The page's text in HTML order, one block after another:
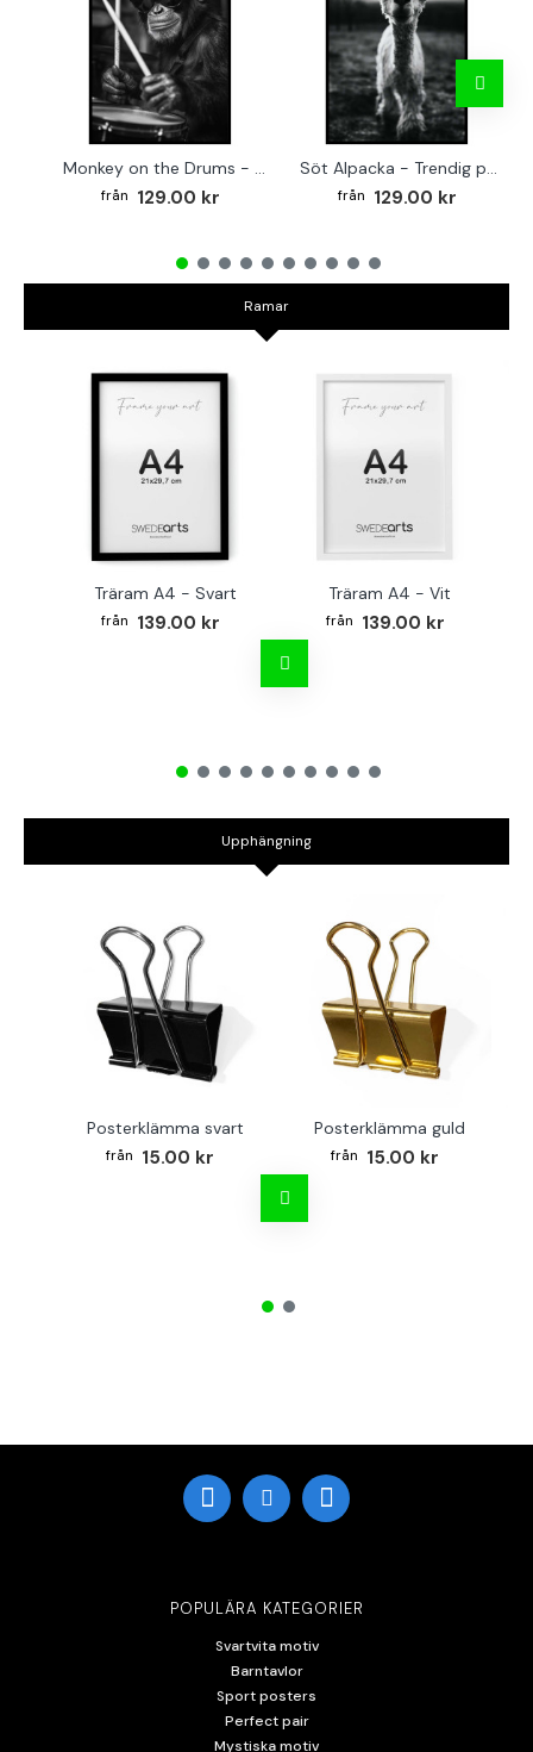
Monkey on the Drums - Trendig poster
129.00 kr
Söt Alpacka - Trendig poster
129.00 kr
Ramar
Träram A4 - Svart
139.00 kr
Träram A4 - Vit
139.00 kr
Upphängning
Posterklämma svart
15.00 kr
Posterklämma guld
15.00 kr
POPULÄRA KATEGORIER
Svartvita motiv
Barntavlor
Sport posters
Perfect pair
Mystiska motiv